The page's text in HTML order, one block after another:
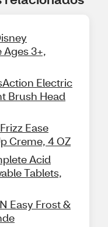
3+,
Electric
Brush Head
Ease
Creme, 4 OZ
Acid
Tablets,
Easy Frost &